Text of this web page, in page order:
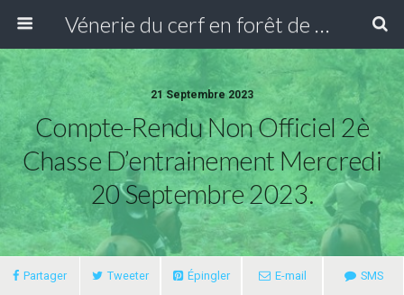
Vénerie du cerf en forêt de Compiègne
21 Septembre 2023
Compte-Rendu Non Officiel 2è
Chasse D’entrainement Mercredi
20 Septembre 2023.
Partager Tweeter Épingler E-mail SMS